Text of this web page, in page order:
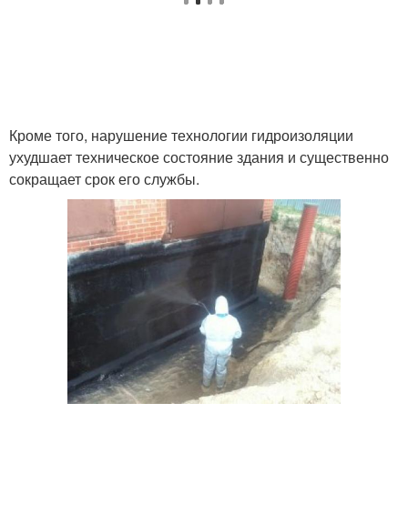
Кроме того, нарушение технологии гидроизоляции
ухудшает техническое состояние здания и существенно
сокращает срок его службы.